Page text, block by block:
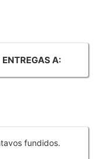
ENTREGAS A:
fundidos.